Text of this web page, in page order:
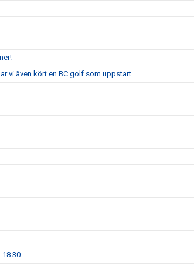
vi även kört en BC golf som uppstart
18.30